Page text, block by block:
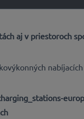
aj v priestoroch